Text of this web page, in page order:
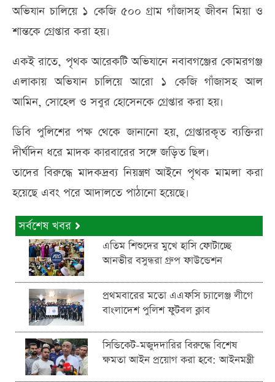
অভিযান চালিয়ে ১ কেজি ৫০০ গ্রাম গাঁজাসহ জীবন মিয়া ও
শান্তকে গ্রেপ্তার করা হয়।
একই রাতে, পৃথক আরেকটি অভিযানে নবাবগঞ্জের কোমরগঞ্জ
এলাকায় অভিযান চালিয়ে আরো ১ কেজি গাঁজাসহ আল
আমিন, সোহেল ও সবুর হোসেনকে গ্রেপ্তার করা হয়।
ডিবি পুলিশের পক্ষ থেকে জানানো হয়, গ্রেপ্তারকৃত ব্যক্তিরা
দীর্ঘদিন ধরে মাদক কারবারের সঙ্গে জড়িত ছিল।
তাদের বিরুদ্ধে মাদকদ্রব্য নিয়ন্ত্রণ আইনে পৃথক মামলা করা
হয়েছে এবং পরে আদালতে পাঠানো হয়েছে।
সর্বশেষ খবর
এতিম শিশুদের মুখে হাসি ফোটাচ্ছে
আনভীর বসুন্ধরা গ্রুপ ফাউন্ডেশন
প্রথমবারের মতো এএফসি চ্যালেঞ্জ লীগে
বাংলাদেশ পুলিশ ফুটবল ক্লাব
সিন্ডিকেট-মজুদদারির বিরুদ্ধে বিশেষ
ক্ষমতা আইন প্রয়োগ করা হবে: আইনমন্ত্রী